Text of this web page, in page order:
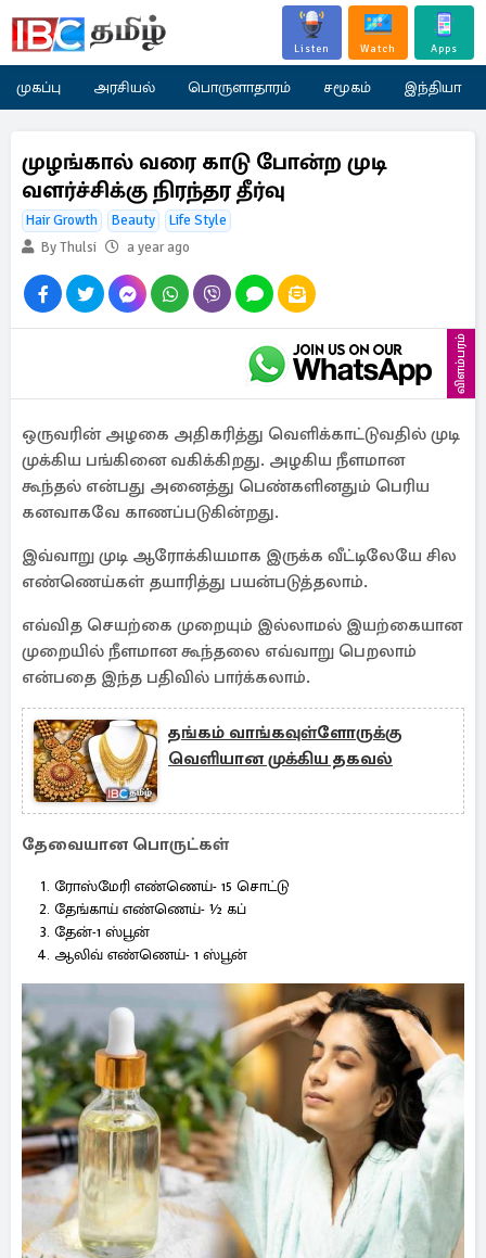
Listen Watch Apps
முகப்பு அரசியல் பொருளாதாரம் சமூகம் இந்தியா
முழங்கால் வரை காடு போன்ற முடி
வளர்ச்சிக்கு நிரந்தர தீர்வு
Hair Growth Beauty
Life Style
By Thulsi
a year ago
விளம்பரம்
ஒருவரின் அழகை அதிகரித்து வெளிக்காட்டுவதில் முடி
முக்கிய பங்கினை வகிக்கிறது. அழகிய நீளமான
கூந்தல் என்பது அனைத்து பெண்களினதும் பெரிய
கனவாகவே காணப்படுகின்றது.
இவ்வாறு முடி ஆரோக்கியமாக இருக்க வீட்டிலேயே சில
எண்ணெய்கள் தயாரித்து பயன்படுத்தலாம்.
எவ்வித செயற்கை முறையும் இல்லாமல் இயற்கையான
முறையில் நீளமான கூந்தலை எவ்வாறு பெறலாம்
என்பதை இந்த பதிவில் பார்க்கலாம்.
தங்கம் வாங்கவுள்ளோருக்கு
வெளியான முக்கிய தகவல்
தேவையான பொருட்கள்
ரோஸ்மேரி எண்ணெய்- 15 சொட்டு
தேங்காய் எண்ணெய்- ½ கப்
தேன்-1 ஸ்பூன்
ஆலிவ் எண்ணெய்- 1 ஸ்பூன்